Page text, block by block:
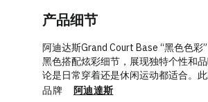
产品细节
阿迪达斯Grand Court Base “黑色色
黑色搭配炫彩细节，展现独特个性和
论是日常穿着还是休闲运动都适合。
品牌
阿迪達斯